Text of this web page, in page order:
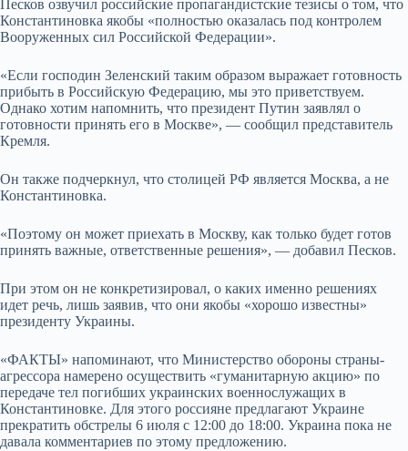
Песков озвучил российские пропагандистские тезисы о том, что
Константиновка якобы «полностью оказалась под контролем
Вооруженных сил Российской Федерации».
«Если господин Зеленский таким образом выражает готовность
прибыть в Российскую Федерацию, мы это приветствуем.
Однако хотим напомнить, что президент Путин заявлял о
готовности принять его в Москве», — сообщил представитель
Кремля.
Он также подчеркнул, что столицей РФ является Москва, а не
Константиновка.
«Поэтому он может приехать в Москву, как только будет готов
принять важные, ответственные решения», — добавил Песков.
При этом он не конкретизировал, о каких именно решениях
идет речь, лишь заявив, что они якобы «хорошо известны»
президенту Украины.
«ФАКТЫ» напоминают, что Министерство обороны страны-
агрессора намерено осуществить «гуманитарную акцию» по
передаче тел погибших украинских военнослужащих в
Константиновке. Для этого россияне предлагают Украине
прекратить обстрелы 6 июля с 12:00 до 18:00. Украина пока не
давала комментариев по этому предложению.